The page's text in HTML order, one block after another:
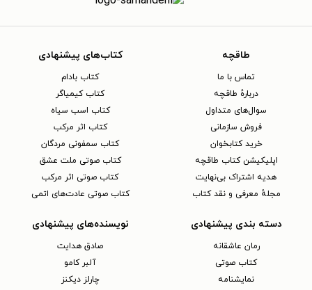
طاقچه
تماس با ما
دربارهٔ طاقچه
سوال‌های متداول
فروش سازمانی
خرید کتابخوان
اپلیکیشن کتاب طاقچه
هدیه اشتراک بی‌نهایت
مجلهٔ معرفی و نقد کتاب
کتاب‌های پیشنهادی
کتاب بادام
کتاب کیمیاگر
کتاب اسب سیاه
کتاب اثر مرکب
کتاب سمفونی مردگان
کتاب صوتی ملت عشق
کتاب صوتی اثر مرکب
کتاب صوتی عادت‌های اتمی
دسته بندی پیشنهادی
رمان عاشقانه
کتاب‌ صوتی
نمایشنامه
نویسنده‌های پیشنهادی
صادق هدایت
آلبر کامو
چارلز دیکنز